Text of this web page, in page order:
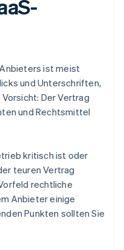
ist meist
und Unterschriften,
Der Vertrag
und Rechtsmittel
kritisch ist oder
teuren Vertrag
rechtliche
Anbieter einige
Punkten sollten Sie